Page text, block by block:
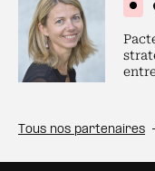
Tous nos partenaires